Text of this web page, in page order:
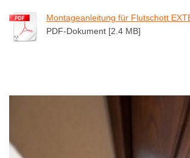
Montageanleitung für Flutschott
PDF-Dokument [2.4 MB]